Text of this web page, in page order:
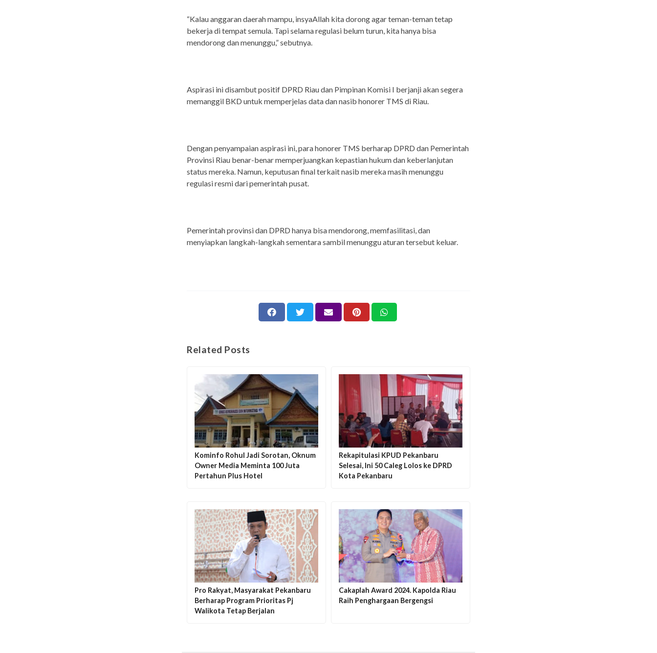
“Kalau anggaran daerah mampu, insyaAllah kita dorong agar teman-teman tetap
bekerja di tempat semula. Tapi selama regulasi belum turun, kita hanya bisa
mendorong dan menunggu,” sebutnya.
Aspirasi ini disambut positif DPRD Riau dan Pimpinan Komisi I berjanji akan segera
memanggil BKD untuk memperjelas data dan nasib honorer TMS di Riau.
Dengan penyampaian aspirasi ini, para honorer TMS berharap DPRD dan Pemerintah
Provinsi Riau benar-benar memperjuangkan kepastian hukum dan keberlanjutan
status mereka. Namun, keputusan final terkait nasib mereka masih menunggu
regulasi resmi dari pemerintah pusat.
Pemerintah provinsi dan DPRD hanya bisa mendorong, memfasilitasi, dan
menyiapkan langkah-langkah sementara sambil menunggu aturan tersebut keluar.
Related Posts
Kominfo Rohul Jadi Sorotan, Oknum
Owner Media Meminta 100 Juta
Pertahun Plus Hotel
Rekapitulasi KPUD Pekanbaru
Selesai, Ini 50 Caleg Lolos ke DPRD
Kota Pekanbaru
Pro Rakyat, Masyarakat Pekanbaru
Berharap Program Prioritas Pj
Walikota Tetap Berjalan
Cakaplah Award 2024. Kapolda Riau
Raih Penghargaan Bergengsi